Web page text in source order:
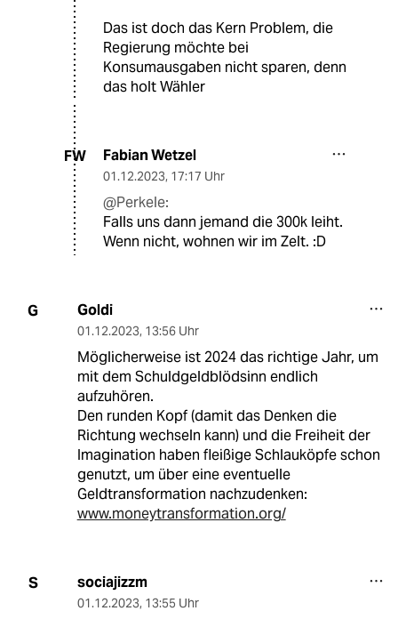
Das ist doch das Kern Problem, die
Regierung möchte bei
Konsumausgaben nicht sparen, denn
das holt Wähler
FW Fabian Wetzel
01.12.2023, 17:17 Uhr
@Perkele:
Falls uns dann jemand die 300k leiht.
Wenn nicht, wohnen wir im Zelt. :D
G Goldi
01.12.2023, 13:56 Uhr
Möglicherweise ist 2024 das richtige Jahr, um
mit dem Schuldgeldblödsinn endlich
aufzuhören.
Den runden Kopf (damit das Denken die
Richtung wechseln kann) und die Freiheit der
Imagination haben fleißige Schlauköpfe schon
genutzt, um über eine eventuelle
Geldtransformation nachzudenken:
www.moneytransformation.org/
S sociajizzm
01.12.2023, 13:55 Uhr